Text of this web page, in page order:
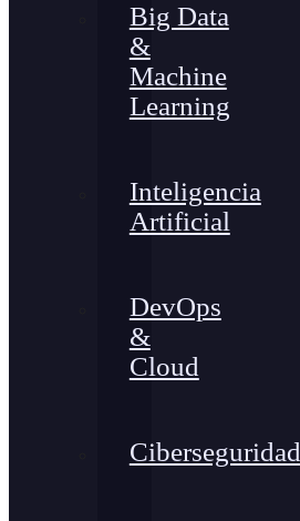
Big Data
&
Machine
Learning
Inteligencia
Artificial
DevOps
&
Cloud
Ciberseguridad